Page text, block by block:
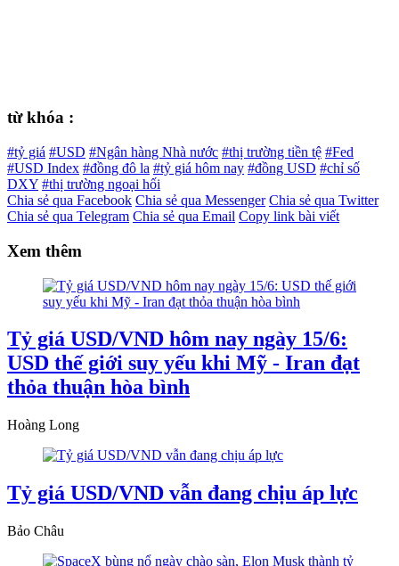
từ khóa :
#tỷ giá #USD #Ngân hàng Nhà nước #thị trường tiền tệ #Fed
#USD Index #đồng đô la #tỷ giá hôm nay #đồng USD #chỉ số
DXY #thị trường ngoại hối
Chia sẻ qua Facebook Chia sẻ qua Messenger Chia sẻ qua Twitter
Chia sẻ qua Telegram Chia sẻ qua Email Copy link bài viết
Xem thêm
Tỷ giá USD/VND hôm nay ngày 15/6:
USD thế giới suy yếu khi Mỹ - Iran đạt
thỏa thuận hòa bình
Hoàng Long
Tỷ giá USD/VND vẫn đang chịu áp lực
Bảo Châu